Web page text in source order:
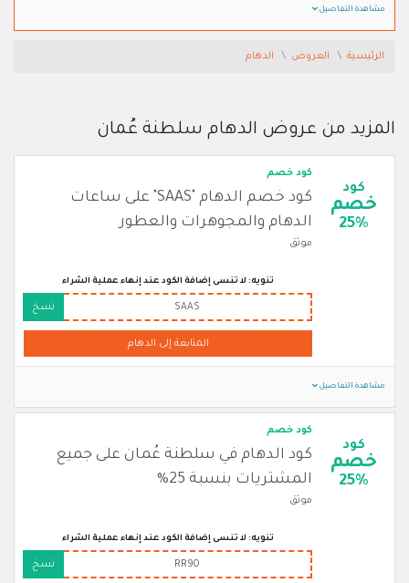
مشاهدة التفاصيل
الرئيسية العروض الدهام
المزيد من عروض الدهام سلطنة عُمان
كود
خصم
25%
كود خصم
كود خصم الدهام "SAAS" على ساعات
الدهام والمجوهرات والعطور
موثق
تنويه: لا تنسى إضافة الكود عند إنهاء عملية الشراء
SAAS نسخ
المتابعة إلى الدهام
مشاهدة التفاصيل
كود
خصم
25%
كود خصم
كود الدهام في سلطنة عُمان على جميع
المشتريات بنسبة 25%
موثق
تنويه: لا تنسى إضافة الكود عند إنهاء عملية الشراء
RR90 نسخ